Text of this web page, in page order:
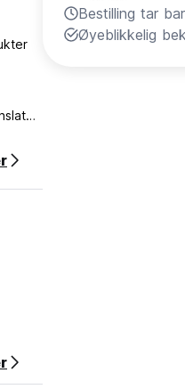
Bestilling tar
Øyeblikkelig